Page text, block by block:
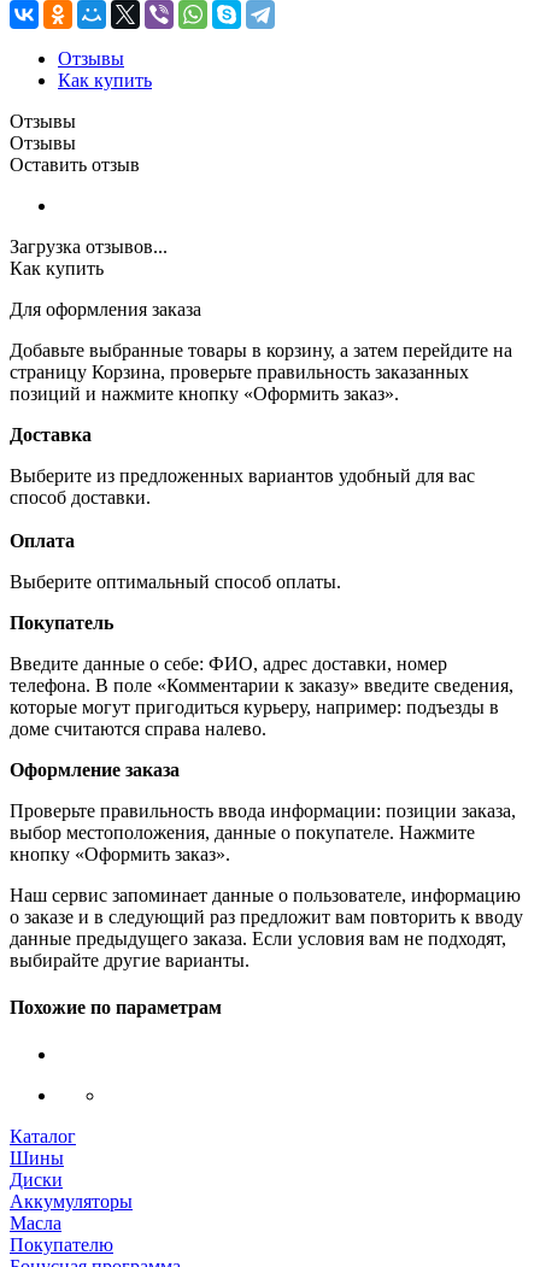
Отзывы
Как купить
Отзывы
Отзывы
Оставить отзыв
Загрузка отзывов...
Как купить
Для оформления заказа
Добавьте выбранные товары в корзину, а затем перейдите на
страницу Корзина, проверьте правильность заказанных
позиций и нажмите кнопку «Оформить заказ».
Доставка
Выберите из предложенных вариантов удобный для вас
способ доставки.
Оплата
Выберите оптимальный способ оплаты.
Покупатель
Введите данные о себе: ФИО, адрес доставки, номер
телефона. В поле «Комментарии к заказу» введите сведения,
которые могут пригодиться курьеру, например: подъезды в
доме считаются справа налево.
Оформление заказа
Проверьте правильность ввода информации: позиции заказа,
выбор местоположения, данные о покупателе. Нажмите
кнопку «Оформить заказ».
Наш сервис запоминает данные о пользователе, информацию
о заказе и в следующий раз предложит вам повторить к вводу
данные предыдущего заказа. Если условия вам не подходят,
выбирайте другие варианты.
Похожие по параметрам
Каталог
Шины
Диски
Аккумуляторы
Масла
Покупателю